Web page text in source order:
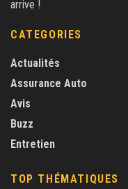
arrive !
CATEGORIES
Actualités
Assurance Auto
Avis
Buzz
Entretien
TOP THÉMATIQUES